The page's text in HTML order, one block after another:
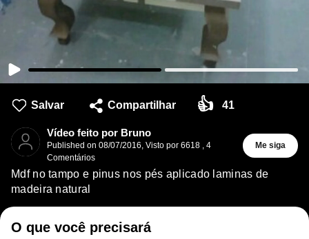
Salvar Compartilhar 👍 41
Vídeo feito por Bruno
Published on 08/07/2016, Visto por 6618 , 4
Comentários
Me siga
Mdf no tampo e pinus nos pés aplicado laminas de
madeira natural
O que você precisará